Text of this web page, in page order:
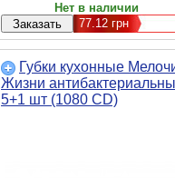
Нет в наличии
77.12 грн
Губки кухонные
Жизни
5+1 шт (1080 CD)